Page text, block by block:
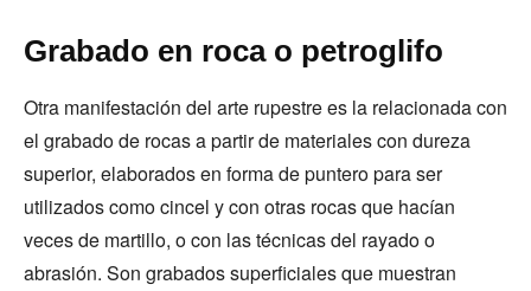
Grabado en roca o petroglifo
Otra manifestación del arte rupestre es la relacionada con
el grabado de rocas a partir de materiales con dureza
superior, elaborados en forma de puntero para ser
utilizados como cincel y con otras rocas que hacían
veces de martillo, o con las técnicas del rayado o
abrasión. Son grabados superficiales que muestran